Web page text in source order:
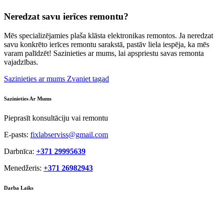
Neredzat savu ierīces remontu?
Mēs specializējamies plaša klāsta elektronikas remontos. Ja neredzat
savu konkrēto ierīces remontu sarakstā, pastāv liela iespēja, ka mēs
varam palīdzēt! Sazinieties ar mums, lai apspriestu savas remonta
vajadzības.
Sazinieties ar mums Zvaniet tagad
Sazinieties Ar Mums
Pieprasīt konsultāciju vai remontu
E-pasts: fixlabserviss@gmail.com
Darbnīca: +371 29995639
Menedžeris: +371 26982943
Darba Laiks